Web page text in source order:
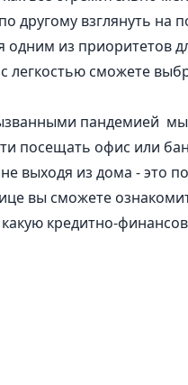
другому взглянуть на
одним из приоритетов
сможете
пандемией
посещать офис или
выходя из дома - это
вы сможете
кредитно-